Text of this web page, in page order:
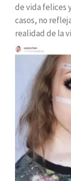
de vida felices
casos, no
realidad de la